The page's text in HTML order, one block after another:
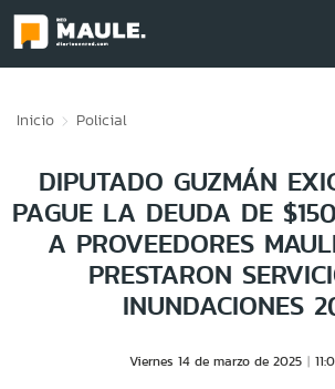
Inicio Policial
DIPUTADO GUZMÁN
PAGUE LA DEUDA DE
A PROVEEDORES
PRESTARON
INUNDACIONES
Viernes 14 de marzo de 2025